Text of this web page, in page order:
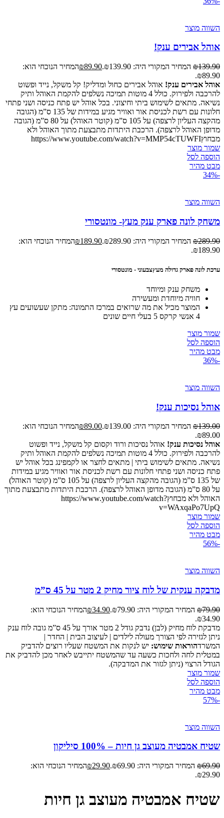
השווה מוצר
אוהל אבירים ענק!
₪139.90 המחיר המקורי היה: ₪139.90. ₪89.90
המחיר הנוכחי הוא:
₪89.90.
אוהל אבירים ענק! אוהל אבירים כחול ומדליק! קל משקל, נייד ופשוט
להרכבה ולפירוק. כולל 4 מוטות תמיכה נשלפים להקמת האוהל ותיק
נשיאה. מתאים לשימוש ביתי וחיצוני. בכל אוהל יש פתח כניסה ושני פתחי
חלונות עם רשת לכניסת אור ואוויר מגיע במידות של 135 ס”מ (הגובה
מהקצה העליון לרצפה) על 105 ס”מ (קוטר האוהל) על 80 ס”מ (הגובה
מדופן האוהל לרצפה). הרכבת היתדות מתבצעת מתוך האוהל ולא
מבחוץhttps://www.youtube.com/watch?v=MMP54cTUWFI
שמור מוצר
הוספה לסל
מבט מהיר
-34%
השווה מוצר
משחק לונה פארק ענק מעץ- מונטסורי
₪289.90 המחיר המקורי היה: ₪289.90. ₪189.90
המחיר הנוכחי הוא:
₪189.90.
ערכת לונה פארק גדולה מעץצבעוני - מונטסורי
משחק ענק ומיוחד
חוויה מיוחדת ומעשירה
המוצר מכיל את מה שרואים במרכז התמונה: מתקן שעשועים עץ
4 אנשי קרקס 5 בעלי חיים שונים
שמור מוצר
הוספה לסל
מבט מהיר
-36%
השווה מוצר
אוהל נסיכות ענק!
₪139.00 המחיר המקורי היה: ₪139.00. ₪89.00
המחיר הנוכחי הוא:
₪89.00.
אוהל נסיכות ענק! אוהל נסיכות ורוד וקסום קל משקל, נייד ופשוט
להרכבה ולפירוק. כולל 4 מוטות תמיכה נשלפים להקמת האוהל ותיק
נשיאה. מתאים לשימוש ביתי | מתאים לחצר או לקמפינג בכל אוהל יש
פתח כניסה ושני פתחי חלונות עם רשת לכניסת אור ואוויר מגיע במידות
של 135 ס”מ (הגובה מהקצה העליון לרצפה) על 105 ס”מ (קוטר האוהל)
על 80 ס”מ (הגובה מדופן האוהל לרצפה). הרכבת היתדות מתבצעת מתוך
האוהל ולא מבחוץhttps://www.youtube.com/watch?
v=WAxqaPo7UpQ
שמור מוצר
הוספה לסל
מבט מהיר
-56%
השווה מוצר
מדבקה ענקית של לוח ציור מחיק 2 מטר על 45 ס”מ
₪79.90 המחיר המקורי היה: ₪79.90. ₪34.90
המחיר הנוכחי הוא:
₪34.90.
מדבקת לוח מחיק (לבן) נדבק גודל 2 מטר אורך על 45 ס”מ גובה לוח ענק
ניתן לגזירה לפי הצורך מעולה לילדים | לעיצוב הבית | החדר |
המשרדהוראות שימוש: יש לנקות את המשטח שעליו רוצים להדביק
במטלית לחה ולחכות כשעה עד שהמשטח יתייבש לאחר מכן להדביק את
הגודל הרצוי (ניתן לגזור את המדבקה).
שמור מוצר
הוספה לסל
מבט מהיר
-57%
השווה מוצר
שטיח אמבטיה מעוצב גן חיות – 100% סיליקון
₪69.90 המחיר המקורי היה: ₪69.90. ₪29.90
המחיר הנוכחי הוא:
₪29.90.
שטיח אמבטיה מעוצב גן חיות